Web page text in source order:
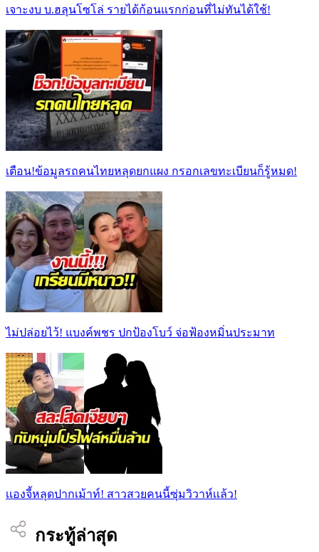
เจาะงบ บ.ฮลุนโซโล่ รายได้ก้อนแรกก่อนที่ไม่ทันได้ใช้!
เตือน!ข้อมูลรถคนไทยหลุดยกแผง กรอกเลขทะเบียนก็รู้หมด!
ไม่ปล่อยไว้! แบงค์พชร ปกป้องโบว์ จ่อฟ้องหมิ่นประมาท
เเองจี้หลุดปากเม้าท์! สาวสวยคนนี้ซุ่มวิวาห์เเล้ว!
กระทู้ล่าสุด